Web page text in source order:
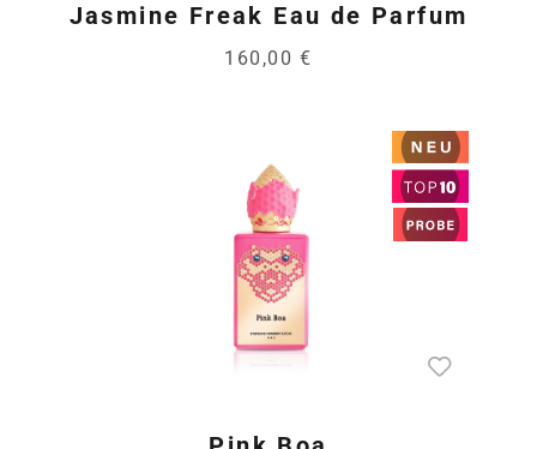
Jasmine Freak Eau de Parfum
160,00 €